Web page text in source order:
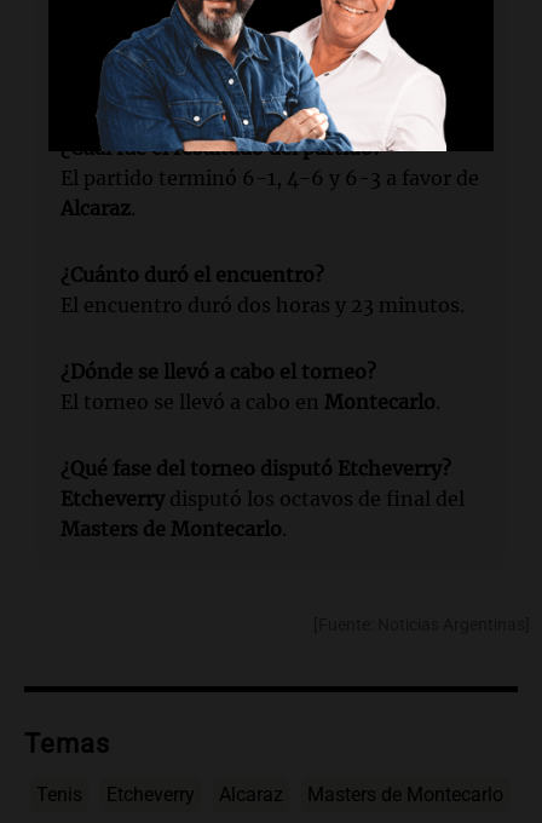
¿Quién fue el oponente de Etcheverry?
El oponente deEtcheverryfue el español
Carlos Alcaraz, número 1 del mundo.
¿Cuál fue el resultado del partido?
El partido terminó 6-1, 4-6 y 6-3 a favor de
Alcaraz.
¿Cuánto duró el encuentro?
El encuentro duró dos horas y 23 minutos.
¿Dónde se llevó a cabo el torneo?
El torneo se llevó a cabo en Montecarlo.
¿Qué fase del torneo disputó Etcheverry?
Etcheverry disputó los octavos de final del
Masters de Montecarlo.
Temas
Tenis Etcheverry Alcaraz Masters de Montecarlo